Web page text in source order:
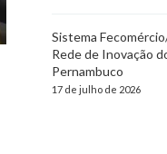
Sistema
Rede de Inovação
Pernambuco
17 de julho de 2026